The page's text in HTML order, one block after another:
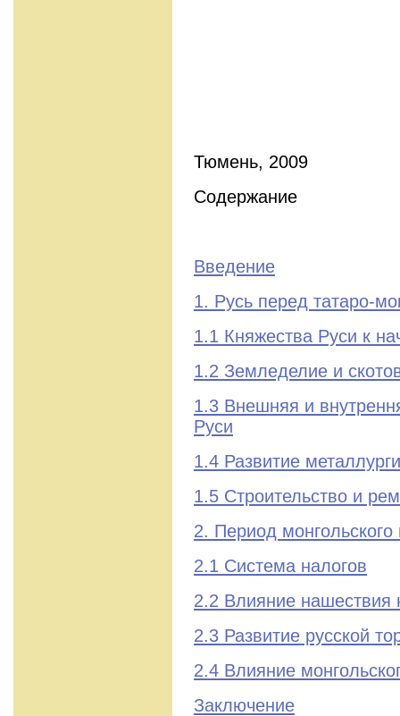
Тюмень, 2009
Содержание
Введение
1. Русь перед татаро-
1.1 Княжества Руси к
1.2 Земледелие и
1.3 Внешняя и
Руси
1.4 Развитие
1.5 Строительство и
2. Период
2.1 Система налогов
2.2 Влияние нашествия
2.3 Развитие русской
2.4 Влияние
Заключение